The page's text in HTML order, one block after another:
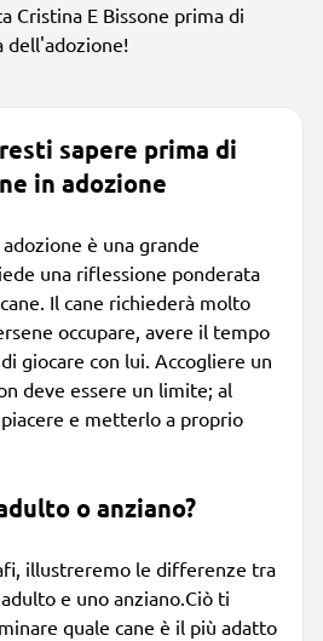
Cristina E Bissone prima di
dell'adozione!
sapere prima di
in adozione
è una grande
una riflessione ponderata
Il cane richiederà molto
occupare, avere il tempo
giocare con lui. Accogliere un
deve essere un limite; al
e metterlo a proprio
o anziano?
illustreremo le differenze tra
e uno anziano.Ciò ti
quale cane è il più adatto